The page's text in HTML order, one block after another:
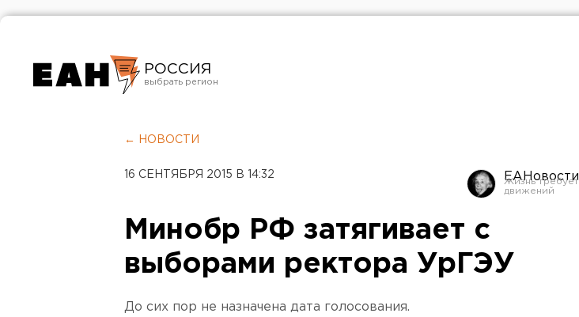
РОССИЯ
Челябинск
← НОВОСТИ
16 СЕНТЯБРЯ 2015 В 14:32 ЕАНовости
Минобр РФ затягивает с
выборами ректора УрГЭУ
До сих пор не назначена дата голосования.